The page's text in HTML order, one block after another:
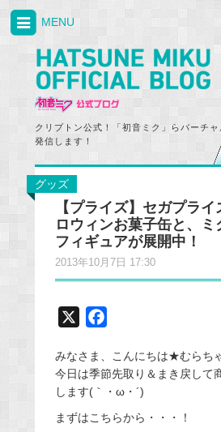
クリプトン公式！「初音ミク」らバーチ
発信します！
MENU
グッズ
【プライズ】セガプラ
ロウィンお菓子缶と、ミ
フィギュアが展開中！
2013年10月7日 17:30
c
e
o
みなさま、こんにちは★むらち
今日は季節先取り＆まき戻して
します(｀・ω・´)
まずはこちらから・・・！